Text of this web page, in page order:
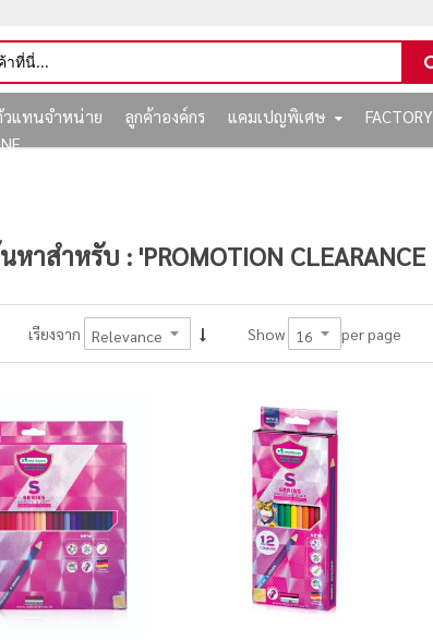
วแทนจำหน่าย ลูกค้าองค์กร แคมเปญพิเศษ
าสำหรับ : 'PROMOTION CLEARANCE
เรียงจาก Show per page